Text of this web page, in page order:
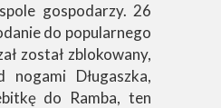
gospodarzy. 26
do popularnego
został zblokowany,
nogami Długaszka,
do Ramba, ten